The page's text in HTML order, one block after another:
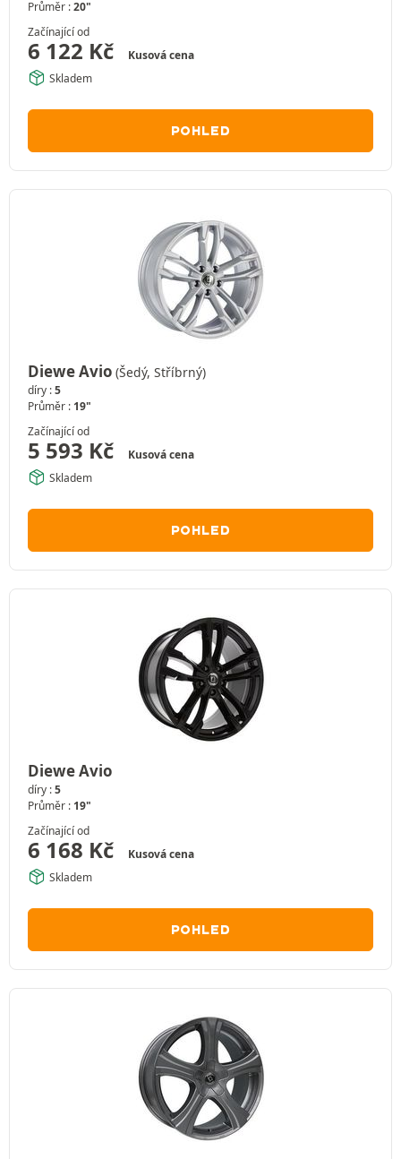
Průměr :20"
Začínající od
6 122 Kč
Kusová cena
Skladem
POHLED
Diewe Avio (Šedý, Stříbrný)
díry :5
Průměr : 19"
Začínající od
5 593 Kč
Kusová cena
Skladem
POHLED
Diewe Avio
díry :5
Průměr : 19"
Začínající od
6 168 Kč
Kusová cena
Skladem
POHLED